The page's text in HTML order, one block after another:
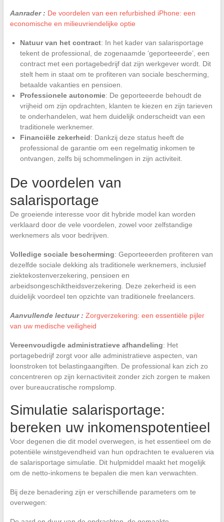
Aanrader : De voordelen van een refurbished iPhone: een
economische en milieuvriendelijke optie
Natuur van het contract: In het kader van salarisportage
tekent de professional, de zogenaamde ‘geporteeerde’, een
contract met een portagebedrijf dat zijn werkgever wordt. Dit
stelt hem in staat om te profiteren van sociale bescherming,
betaalde vakanties en pensioen.
Professionele autonomie: De geporteeerde behoudt de
vrijheid om zijn opdrachten, klanten te kiezen en zijn tarieven
te onderhandelen, wat hem duidelijk onderscheidt van een
traditionele werknemer.
Financiële zekerheid: Dankzij deze status heeft de
professional de garantie om een regelmatig inkomen te
ontvangen, zelfs bij schommelingen in zijn activiteit.
De voordelen van
salarisportage
De groeiende interesse voor dit hybride model kan worden
verklaard door de vele voordelen, zowel voor zelfstandige
werknemers als voor bedrijven.
Volledige sociale bescherming: Geporteeerden profiteren van
dezelfde sociale dekking als traditionele werknemers, inclusief
ziektekostenverzekering, pensioen en
arbeidsongeschiktheidsverzekering. Deze zekerheid is een
duidelijk voordeel ten opzichte van traditionele freelancers.
Aanvullende lectuur : Zorgverzekering: een essentiële pijler
van uw medische veiligheid
Vereenvoudigde administratieve afhandeling: Het
portagebedrijf zorgt voor alle administratieve aspecten, van
loonstroken tot belastingaangiften. De professional kan zich zo
concentreren op zijn kernactiviteit zonder zich zorgen te maken
over bureaucratische rompslomp.
Simulatie salarisportage:
bereken uw inkomenspotentieel
Voor degenen die dit model overwegen, is het essentieel om de
potentiële winstgevendheid van hun opdrachten te evalueren via
de salarisportage simulatie. Dit hulpmiddel maakt het mogelijk
om de netto-inkomens te bepalen die men kan verwachten.
Bij deze benadering zijn er verschillende parameters om te
overwegen: